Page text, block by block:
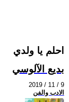
احلم يا ولدي
بديع الآلوسي
2019 / 11 / 9
الادب والفن